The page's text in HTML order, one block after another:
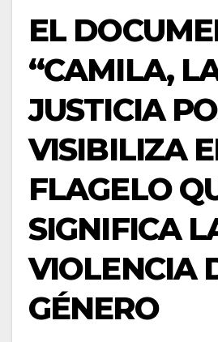
EL
“CAMILA,
JUSTICIA
VISIBILIZA
FLAGELO
SIGNIFICA
VIOLENCIA
GÉNERO